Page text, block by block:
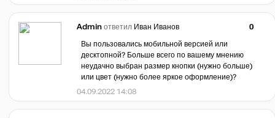
Admin ответил Иван Иванов
0
Вы пользовались мобильной версией или
десктопной? Больше всего по вашему мнению
неудачно выбран размер кнопки (нужно больше)
или цвет (нужно более яркое оформление)?
04.09.2022 14:08